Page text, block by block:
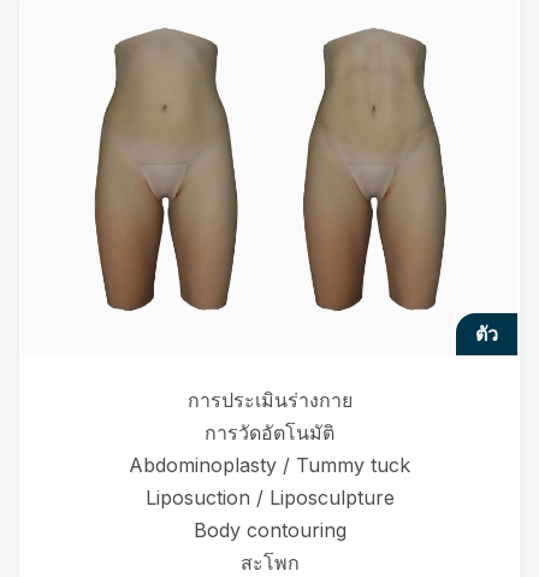
ตัว
การประเมินร่างกาย
การวัดอัตโนมัติ
Abdominoplasty / Tummy tuck
Liposuction / Liposculpture
Body contouring
สะโพก